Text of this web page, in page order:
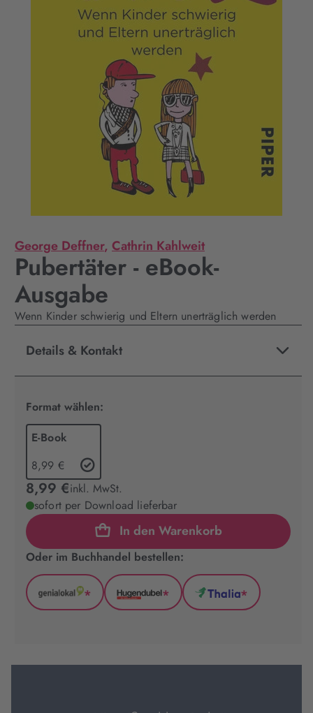
George Deffner, Cathrin Kahlweit
Pubertäter - eBook-
Ausgabe
Wenn Kinder schwierig und Eltern unerträglich werden
Details & Kontakt
Format wählen:
E-Book
8,99 €
8,99 €inkl. MwSt.
sofort per Download lieferbar
In den Warenkorb
Oder im Buchhandel bestellen:
GenialLokal
Tab
*
Hugendubel
Tab
*
Thalia
Tab
*